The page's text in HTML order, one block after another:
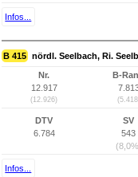
Infos...
B 415 nördl. Seelbach, Ri.
Nr.
12.917
(12.926)
B-
DTV
6.784
SV
543
Infos...